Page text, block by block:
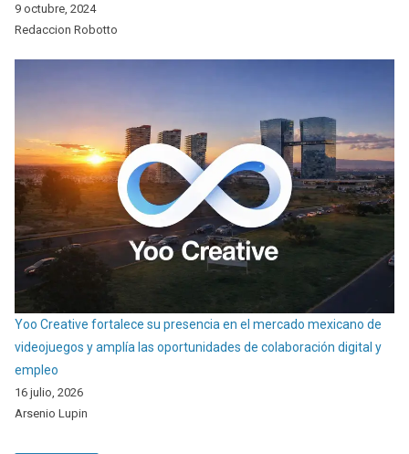
9 octubre, 2024
Redaccion Robotto
Yoo Creative fortalece su presencia en el mercado mexicano de
videojuegos y amplía las oportunidades de colaboración digital y
empleo
16 julio, 2026
Arsenio Lupin